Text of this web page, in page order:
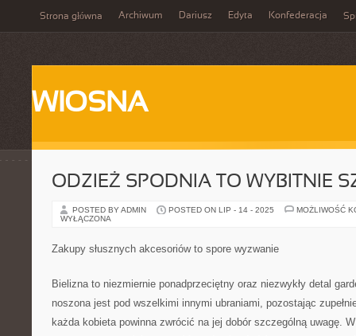
Strona główna Archiwum Dariusz Edyta Konfederacja
WIOSNA
ODZIEŻ SPODNIA TO WYBITNIE
POSTED BY ADMIN POSTED ON LIP - 14 - 2025
MOŻLIWOŚĆ
WYŁĄCZONA
Zakupy słusznych akcesoriów to spore wyzwanie
Bielizna to niezmiernie ponadprzeciętny oraz niezwykły detal
noszona jest pod wszelkimi innymi ubraniami, pozostając
każda kobieta powinna zwrócić na jej dobór szczególną uwagę.